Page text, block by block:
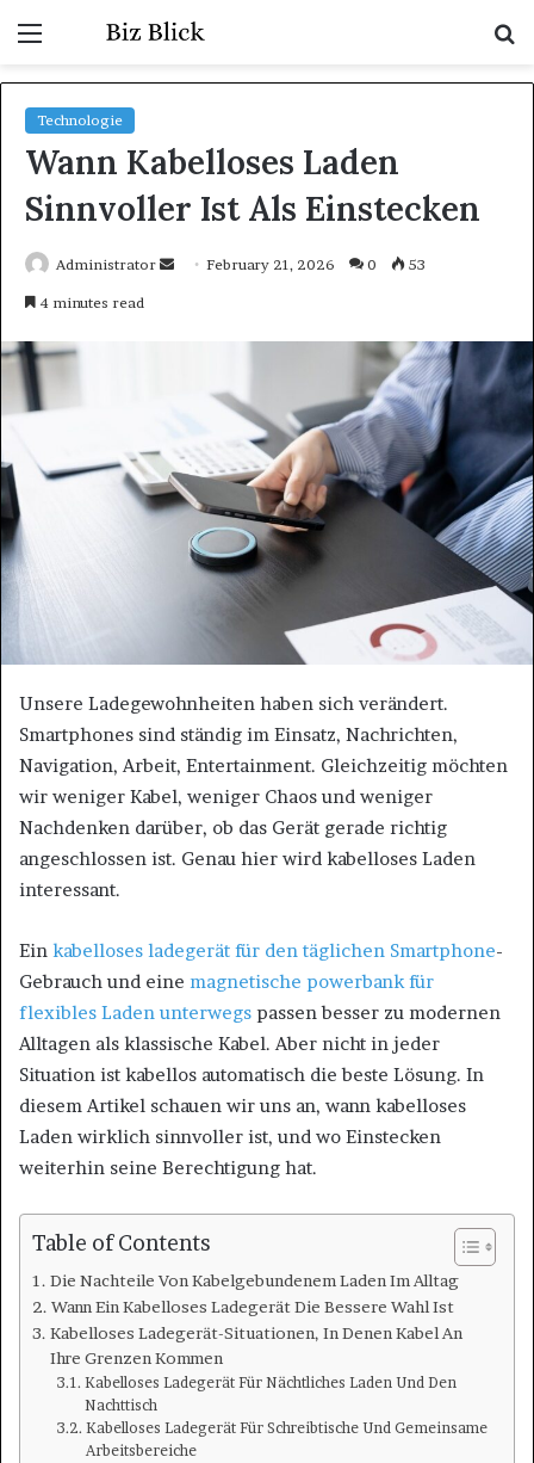
Menu
Technologie
Wann Kabelloses Laden
Sinnvoller Ist Als Einstecken
Administrator
SendFebruary 21, 2026 0 53
4 minutes read
Unsere Ladegewohnheiten haben sich verändert.
Smartphones sind ständig im Einsatz, Nachrichten,
Navigation, Arbeit, Entertainment. Gleichzeitig möchten
wir weniger Kabel, weniger Chaos und weniger
Nachdenken darüber, ob das Gerät gerade richtig
angeschlossen ist. Genau hier wird kabelloses Laden
interessant.
Ein kabelloses ladegerät für den täglichen Smartphone-
Gebrauch und eine magnetische powerbank für
flexibles Laden unterwegs passen besser zu modernen
Alltagen als klassische Kabel. Aber nicht in jeder
Situation ist kabellos automatisch die beste Lösung. In
diesem Artikel schauen wir uns an, wann kabelloses
Laden wirklich sinnvoller ist, und wo Einstecken
weiterhin seine Berechtigung hat.
Table of Contents
Die Nachteile Von Kabelgebundenem Laden Im Alltag
Wann Ein Kabelloses Ladegerät Die Bessere Wahl Ist
Kabelloses Ladegerät-Situationen, In Denen Kabel An
Ihre Grenzen Kommen
Kabelloses Ladegerät Für Nächtliches Laden Und Den
Nachttisch
Kabelloses Ladegerät Für Schreibtische Und Gemeinsame
Arbeitsbereiche